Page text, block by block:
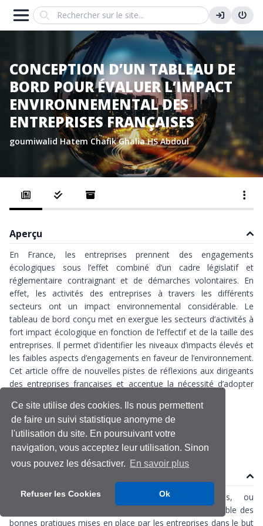
Ce site utilise des cookies. Ils nous permettent
de faire un suivi statistique anonyme de
l'utilisation du site. En poursuivant votre
navigation, vous acceptez leur utilisation. Sinon
vous pouvez les désactiver. En savoir plus
Refuser les Cookies Ok
Search
CONCEPTION D’UN TABLEAU DE
BORD POUR ÉVALUER L’IMPACT
ENVIRONNEMENTAL DES
ENTREPRISES FRANÇAISES
goumiwalid Hatem ChafikGhalia HSAbdoul
Aperçu
En France, les entreprises prennent des engagements
écologiques sous l’effet combiné d’un cadre législatif et
réglementaire contraignant et de démarches volontaires. En
effet, les activités des entreprises à travers les différents
secteurs ont un impact environnemental considérable. Le
tableau de bord conçu met en exergue les secteurs d’activités à
fort impact écologique en fonction de l’effectif et de la taille des
entreprises. Il permet d'identifier les niveaux d’impacts élevés et
les faibles aspects d’engagements en faveur de l’environnement.
Cet article offre de nouvelles pistes de réflexions aux dirigeants
des entreprises françaises et accentue la nécessité d’adopter
Dashboard RSE
RSE(Responsabilité Sociale des Entreprises, ou
Responsabilité Sociétale des Entreprises) réunit l’ensemble des
bonnes pratiques mises en place par les entreprises dans le but